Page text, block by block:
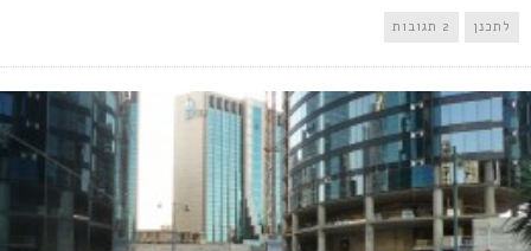
לתכנן 2 תגובות